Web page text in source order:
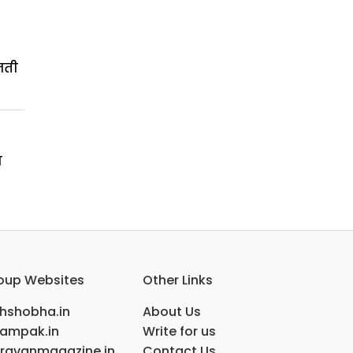
Websites
Other Links
About Us
Write for us